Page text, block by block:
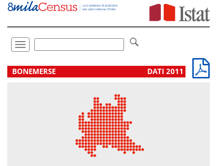
Vai
direttamente
Toggle
navigation
.
BONEMERSE DATI 2011